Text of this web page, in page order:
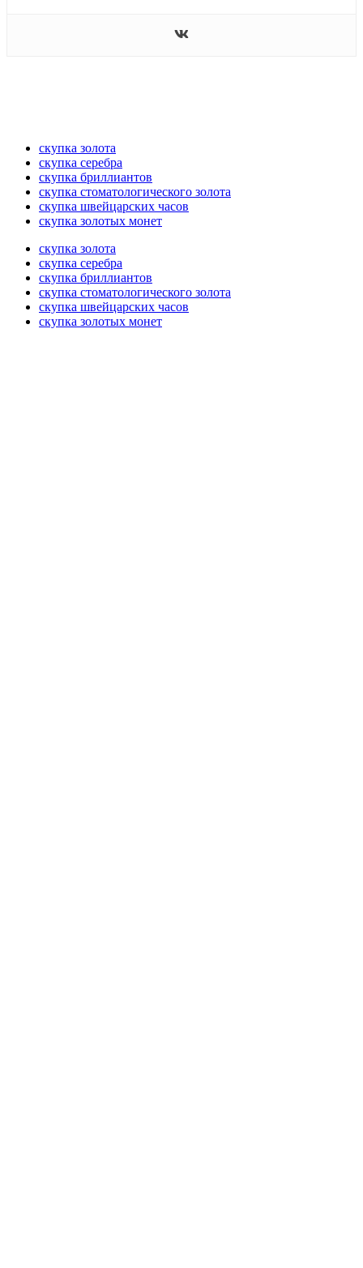
скупка золота
скупка серебра
скупка бриллиантов
скупка стоматологического золота
скупка швейцарских часов
скупка золотых монет
скупка золота
скупка серебра
скупка бриллиантов
скупка стоматологического золота
скупка швейцарских часов
скупка золотых монет